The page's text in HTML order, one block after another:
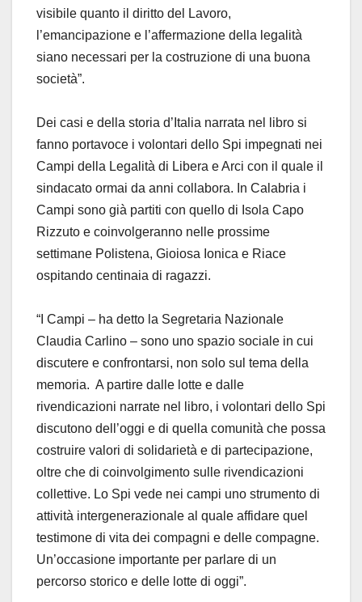
visibile quanto il diritto del Lavoro,
l’emancipazione e l’affermazione della legalità
siano necessari per la costruzione di una buona
società”.
Dei casi e della storia d’Italia narrata nel libro si
fanno portavoce i volontari dello Spi impegnati nei
Campi della Legalità di Libera e Arci con il quale il
sindacato ormai da anni collabora. In Calabria i
Campi sono già partiti con quello di Isola Capo
Rizzuto e coinvolgeranno nelle prossime
settimane Polistena, Gioiosa Ionica e Riace
ospitando centinaia di ragazzi.
“I Campi – ha detto la Segretaria Nazionale
Claudia Carlino – sono uno spazio sociale in cui
discutere e confrontarsi, non solo sul tema della
memoria. A partire dalle lotte e dalle
rivendicazioni narrate nel libro, i volontari dello Spi
discutono dell’oggi e di quella comunità che possa
costruire valori di solidarietà e di partecipazione,
oltre che di coinvolgimento sulle rivendicazioni
collettive. Lo Spi vede nei campi uno strumento di
attività intergenerazionale al quale affidare quel
testimone di vita dei compagni e delle compagne.
Un’occasione importante per parlare di un
percorso storico e delle lotte di oggi”.